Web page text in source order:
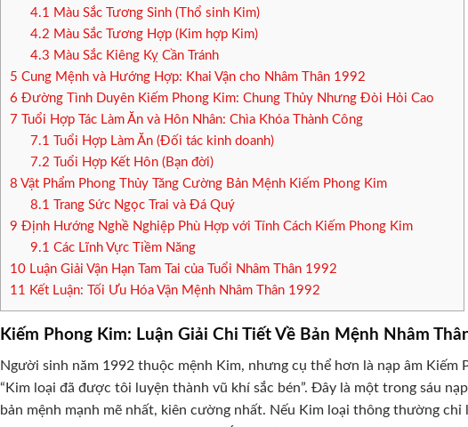
4.1 Màu Sắc Tương Sinh (Thổ sinh Kim)
4.2 Màu Sắc Tương Hợp (Kim hợp Kim)
4.3 Màu Sắc Kiêng Kỵ Cần Tránh
5 Cung Mệnh và Hướng Hợp: Khai Vận cho Nhâm Thân 1992
6 Đường Tình Duyên Kiếm Phong Kim: Chung Thủy Nhưng Đòi Hỏi Cao
7 Tuổi Hợp Tác Làm Ăn và Hôn Nhân: Chìa Khóa Thành Công
7.1 Tuổi Hợp Làm Ăn (Đối tác kinh doanh)
7.2 Tuổi Hợp Kết Hôn (Bạn đời)
8 Vật Phẩm Phong Thủy Tăng Cường Bản Mệnh Kiếm Phong Kim
8.1 Trang Sức Ngọc Trai và Đá Quý
9 Định Hướng Nghề Nghiệp Phù Hợp với Tính Cách Kiếm Phong Kim
9.1 Các Lĩnh Vực Tiềm Năng
10 Luận Giải Vận Hạn Tam Tai của Tuổi Nhâm Thân 1992
11 Kết Luận: Tối Ưu Hóa Vận Mệnh Nhâm Thân 1992
Kiếm Phong Kim: Luận Giải Chi Tiết Về Bản Mệnh Nhâm
Người sinh năm 1992 thuộc mệnh Kim, nhưng cụ thể hơn là nạp âm Kiếm
“Kim loại đã được tôi luyện thành vũ khí sắc bén”. Đây là một trong sáu
bản mệnh mạnh mẽ nhất, kiên cường nhất. Nếu Kim loại thông thường chỉ